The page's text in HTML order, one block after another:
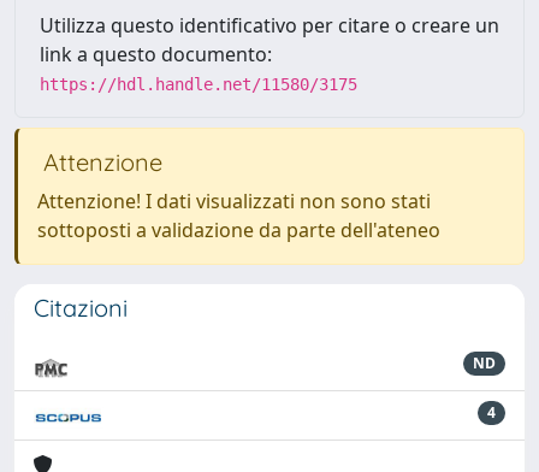
Utilizza questo identificativo per citare o creare un
link a questo documento:
https://hdl.handle.net/11580/3175
Attenzione
Attenzione! I dati visualizzati non sono stati
sottoposti a validazione da parte dell'ateneo
Citazioni
ND
4